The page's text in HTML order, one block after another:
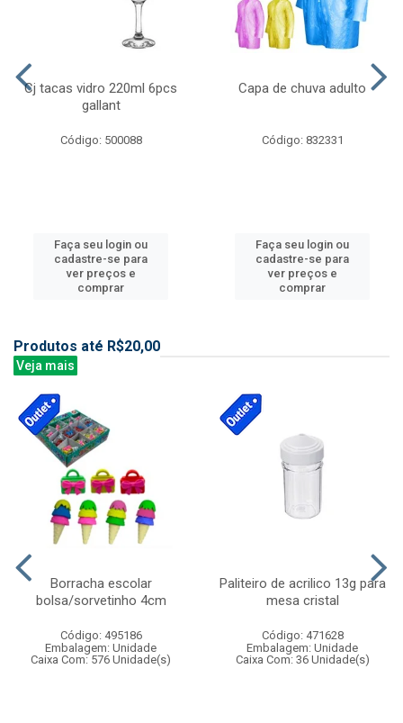
Cj tacas vidro 220ml 6pcs
gallant
Código: 500088
Faça seu login ou
cadastre-se para
ver preços e
comprar
Capa de chuva adulto
Código: 832331
Faça seu login ou
cadastre-se para
ver preços e
comprar
Produtos até R$20,00
Veja mais
Borracha escolar
bolsa/sorvetinho 4cm
Código: 495186
Embalagem: Unidade
Caixa Com: 576 Unidade(s)
Paliteiro de acrilico 13g para
mesa cristal
Código: 471628
Embalagem: Unidade
Caixa Com: 36 Unidade(s)